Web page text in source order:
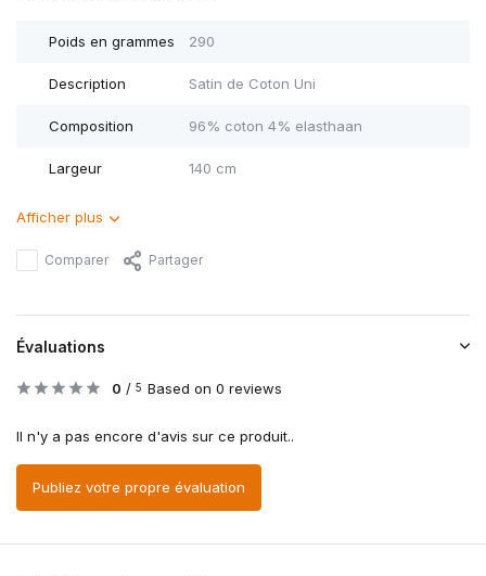
Poids en grammes 290
Description Satin de Coton Uni
Composition 96% coton 4% elasthaan
Largeur 140 cm
Afficher plus
Comparer Partager
Évaluations
0 / 5 Based on 0 reviews
Il n'y a pas encore d'avis sur ce produit..
Publiez votre propre évaluation